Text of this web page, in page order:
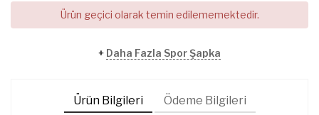
Ürün geçici olarak temin edilememektedir.
+ Daha Fazla Spor Şapka
Ürün Bilgileri Ödeme Bilgileri